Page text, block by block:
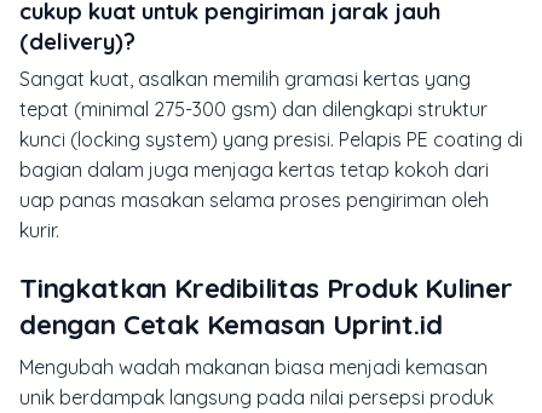
cukup kuat untuk pengiriman jarak jauh
(delivery)?
Sangat kuat, asalkan memilih gramasi kertas yang
tepat (minimal 275-300 gsm) dan dilengkapi struktur
kunci (locking system) yang presisi. Pelapis PE coating di
bagian dalam juga menjaga kertas tetap kokoh dari
uap panas masakan selama proses pengiriman oleh
kurir.
Tingkatkan Kredibilitas Produk Kuliner
dengan Cetak Kemasan Uprint.id
Mengubah wadah makanan biasa menjadi kemasan
unik berdampak langsung pada nilai persepsi produk